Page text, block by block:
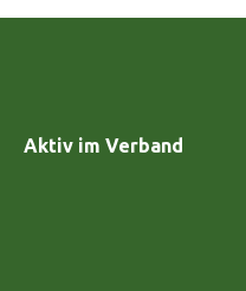
Aktiv im Verband